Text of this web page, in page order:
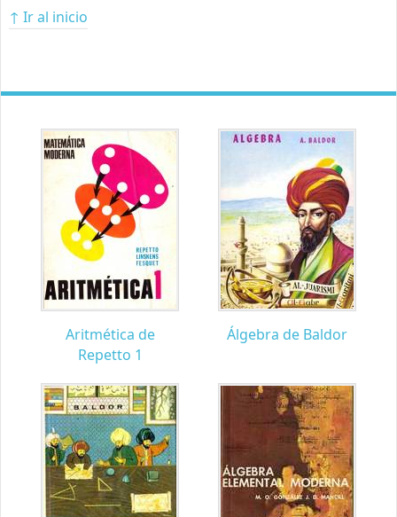
↑ Ir al inicio
Aritmética de
Repetto 1
Álgebra de Baldor